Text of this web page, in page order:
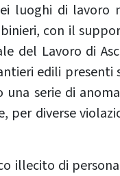
luoghi di lavoro
con il
del Lavoro di
edili presenti
serie di
per diverse
illecito di